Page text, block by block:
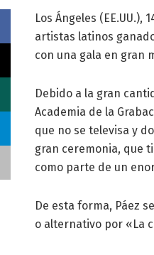
Los Ángeles (EE.UU.),
artistas latinos
con una gala en gran
Debido a la gran
Academia de la
que no se televisa y
gran ceremonia, que
como parte de un
De esta forma, Páez
o alternativo por «La